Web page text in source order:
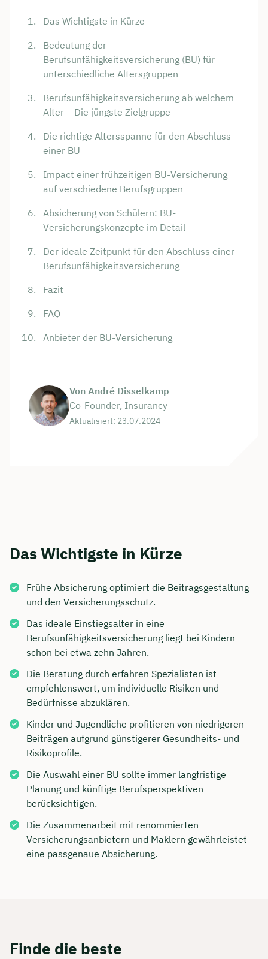
Das Wichtigste in Kürze
Bedeutung der
Berufsunfähigkeitsversicherung (BU) für
unterschiedliche Altersgruppen
Berufsunfähigkeitsversicherung ab welchem
Alter – Die jüngste Zielgruppe
Die richtige Altersspanne für den Abschluss
einer BU
Impact einer frühzeitigen BU-Versicherung
auf verschiedene Berufsgruppen
Absicherung von Schülern: BU-
Versicherungskonzepte im Detail
Der ideale Zeitpunkt für den Abschluss einer
Berufsunfähigkeitsversicherung
Fazit
FAQ
Anbieter der BU-Versicherung
Von André Disselkamp
Co-Founder, Insurancy
Aktualisiert: 23.07.2024
Das Wichtigste in Kürze
Frühe Absicherung optimiert die Beitragsgestaltung
und den Versicherungsschutz.
Das ideale Einstiegsalter in eine
Berufsunfähigkeitsversicherung liegt bei Kindern
schon bei etwa zehn Jahren.
Die Beratung durch erfahren Spezialisten ist
empfehlenswert, um individuelle Risiken und
Bedürfnisse abzuklären.
Kinder und Jugendliche profitieren von niedrigeren
Beiträgen aufgrund günstigerer Gesundheits- und
Risikoprofile.
Die Auswahl einer BU sollte immer langfristige
Planung und künftige Berufsperspektiven
berücksichtigen.
Die Zusammenarbeit mit renommierten
Versicherungsanbietern und Maklern gewährleistet
eine passgenaue Absicherung.
Finde die beste